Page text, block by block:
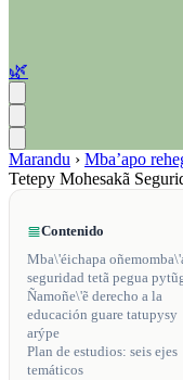
🌿
Marandu › Mba’apo
Tetepy Mohesakã
Contenido
Mba\'éichapa
seguridad tetã pegua
Ñamoñe\'ẽ derecho a la
educación guare tatupysy
arýpe
Plan de estudios: seis ejes
temáticos